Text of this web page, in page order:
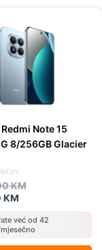
Note 15
8/256GB Glacier
KM
KM.
KM
KM.
već od 42